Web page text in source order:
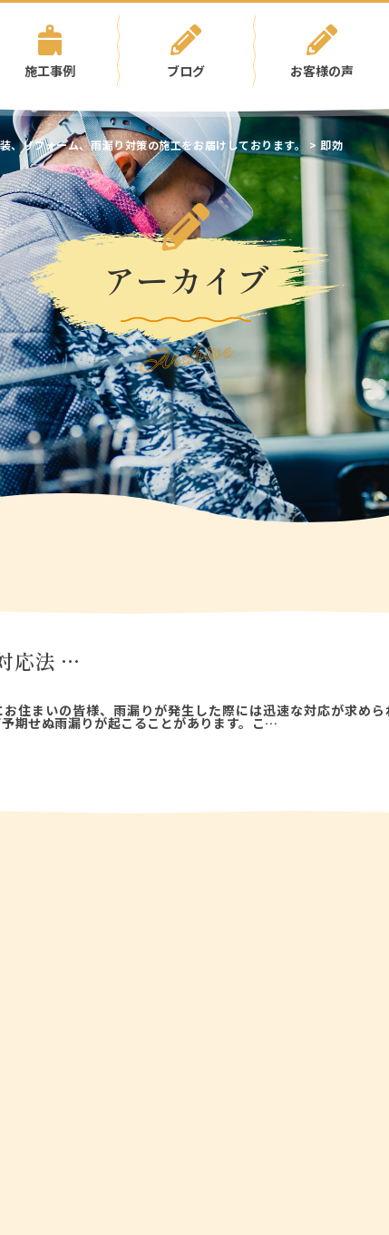
施工事例 ブログ お客様の声
リフォーム、雨漏り対策の施工をお届けしております。 > 即効
アーカイブ
Archive
応法 …
住まいの皆様、雨漏りが発生した際には迅速な対応が求めら
期せぬ雨漏りが起こることがあります。こ…